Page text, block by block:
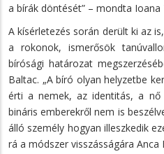
a bírák döntését” – mondta Ioana
A kísérletezés során derült ki az
a rokonok, ismerősök
bírósági határozat
Baltac. „A bíró olyan helyzetbe
érti a nemek, az identitás, a
bináris emberekről nem is
álló személy hogyan illeszkedik
rá a módszer visszásságára Anca